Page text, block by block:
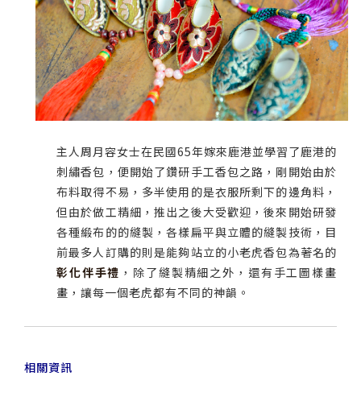
主人周月容女士在民國65年嫁來鹿港並學習了鹿港的
刺繡香包，便開始了鑽研手工香包之路，剛開始由於
布料取得不易，多半使用的是衣服所剩下的邊角料，
但由於做工精細，推出之後大受歡迎，後來開始研發
各種緞布的的縫製，各樣扁平與立體的縫製技術，目
前最多人訂購的則是能夠站立的小老虎香包為著名的
彰化伴手禮 ，除了縫製精細之外，還有手工圖樣畫
畫，讓每一個老虎都有不同的神韻。
相關資訊